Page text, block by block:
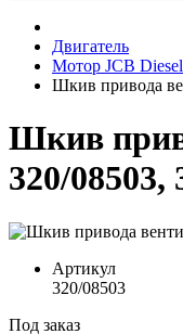
Двигатель
Мотор JCB
Шкив привода
Шкив
320/08503,
Артикул
320/08503
Под заказ